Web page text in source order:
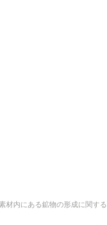
材内にある鉱物の形成に関する